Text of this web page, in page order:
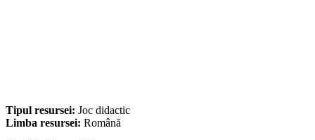
Tipul resursei: Joc didactic
Limba resursei: Română